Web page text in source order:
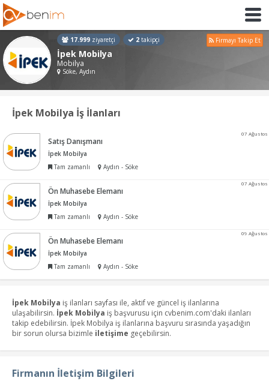
17.999 ziyaretçi 2 takipçi Firmayı Takip Et
İpek Mobilya
Mobilya
Söke, Aydın
İpek Mobilya İş İlanları
07 Ağustos
Satış Danışmanı
İpek Mobilya
Tam zamanlı
Aydın - Söke
07 Ağustos
Ön Muhasebe Elemanı
İpek Mobilya
Tam zamanlı
Aydın - Söke
09 Ağustos
Ön Muhasebe Elemanı
İpek Mobilya
Tam zamanlı
Aydın - Söke
İpek Mobilya iş ilanları sayfası ile, aktif ve güncel iş ilanlarına
ulaşabilirsin. İpek Mobilya iş başvurusu için cvbenim.com'daki ilanları
takip edebilirsin. İpek Mobilya iş ilanlarına başvuru sırasında yaşadığın
bir sorun olursa bizimle iletişime geçebilirsin.
Firmanın İletişim Bilgileri